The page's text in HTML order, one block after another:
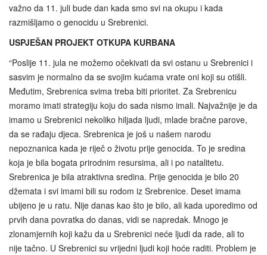
važno da 11. juli bude dan kada smo svi na okupu i kada
razmišljamo o genocidu u Srebrenici.
USPJEŠAN PROJEKT OTKUPA KURBANA
“Poslije 11. jula ne možemo očekivati da svi ostanu u Srebrenici i
sasvim je normalno da se svojim kućama vrate oni koji su otišli.
Međutim, Srebrenica svima treba biti prioritet. Za Srebrenicu
moramo imati strategiju koju do sada nismo imali. Najvažnije je da
imamo u Srebrenici nekoliko hiljada ljudi, mlade bračne parove,
da se rađaju djeca. Srebrenica je još u našem narodu
nepoznanica kada je riječ o životu prije genocida. To je sredina
koja je bila bogata prirodnim resursima, ali i po natalitetu.
Srebrenica je bila atraktivna sredina. Prije genocida je bilo 20
džemata i svi imami bili su rodom iz Srebrenice. Deset imama
ubijeno je u ratu. Nije danas kao što je bilo, ali kada uporedimo od
prvih dana povratka do danas, vidi se napredak. Mnogo je
zlonamjernih koji kažu da u Srebrenici neće ljudi da rade, ali to
nije tačno. U Srebrenici su vrijedni ljudi koji hoće raditi. Problem je